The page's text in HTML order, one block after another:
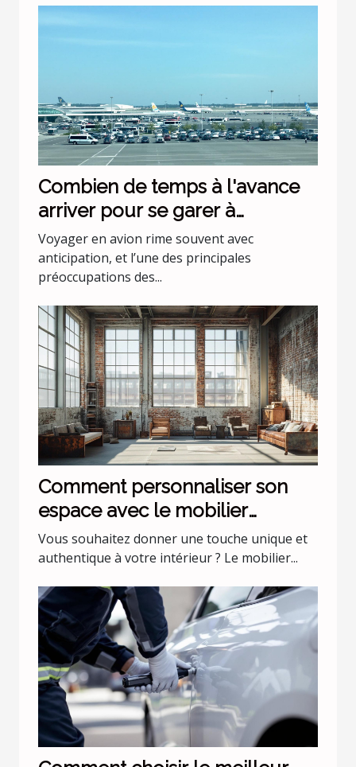
Combien de temps à l'avance
arriver pour se garer à
l'aéroport Lyon Saint Exupéry ?
Voyager en avion rime souvent avec
anticipation, et l’une des principales
préoccupations des...
Comment personnaliser son
espace avec le mobilier
industriel ?
Vous souhaitez donner une touche unique et
authentique à votre intérieur ? Le mobilier...